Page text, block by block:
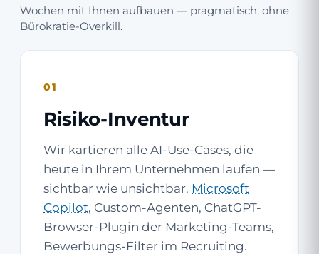
Wochen mit Ihnen aufbauen — pragmatisch, ohne
Bürokratie-Overkill.
01
Risiko-Inventur
Wir kartieren alle AI-Use-Cases, die
heute in Ihrem Unternehmen laufen —
sichtbar wie unsichtbar. Microsoft
Copilot, Custom-Agenten, ChatGPT-
Browser-Plugin der Marketing-Teams,
Bewerbungs-Filter im Recruiting.